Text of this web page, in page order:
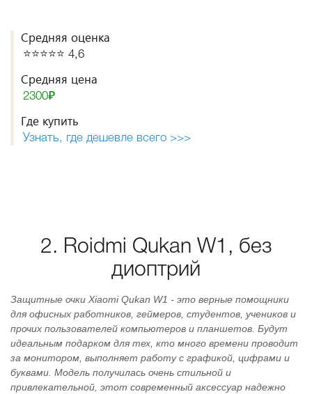
Средняя оценка
⭐️⭐️⭐️⭐️⭐️ 4,6
Средняя цена
2300₽
Где купить
Узнать, где дешевле всего >>>
2. Roidmi Qukan W1, без
диоптрий
Защитные очки Xiaomi Qukan W1 - это верные помощники
для офисных работников, геймеров, студентов, учеников и
прочих пользователей компьютеров и планшетов. Будут
идеальным подарком для тех, кто много времени проводит
за монитором, выполняет работу с графикой, цифрами и
буквами. Модель получилась очень стильной и
привлекательной, этот современный аксессуар надежно